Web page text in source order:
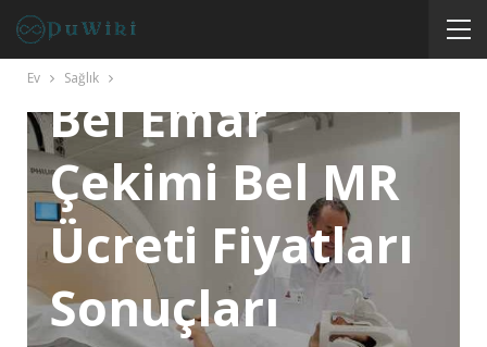
Ev Sağlık
Bel Emar
Çekimi Bel MR
Ücreti Fiyatları
Sonuçları